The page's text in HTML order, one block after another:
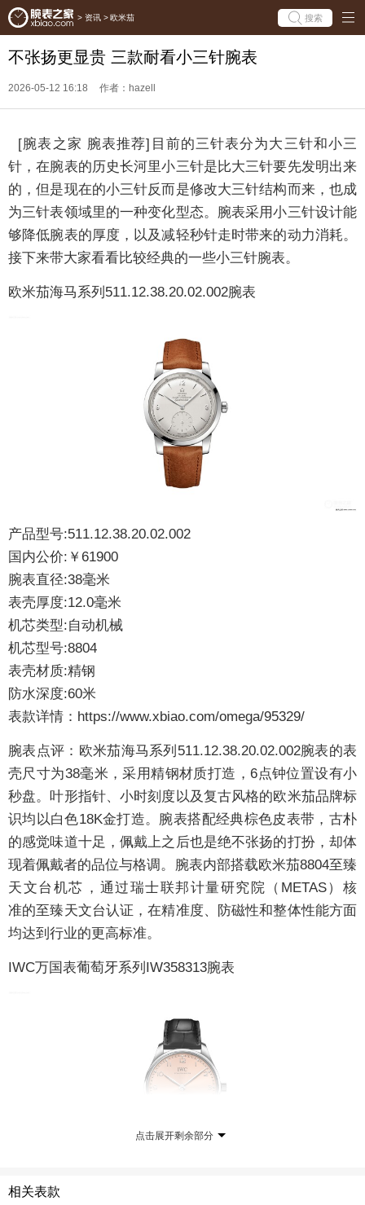
> 资讯 > 欧米茄 搜索
不张扬更显贵 三款耐看小三针腕表
2026-05-12 16:18 作者：hazell
[腕表之家 腕表推荐]目前的三针表分为大三针和小三
针，在腕表的历史长河里小三针是比大三针要先发明出来
的，但是现在的小三针反而是修改大三针结构而来，也成
为三针表领域里的一种变化型态。腕表采用小三针设计能
够降低腕表的厚度，以及减轻秒针走时带来的动力消耗。
接下来带大家看看比较经典的一些小三针腕表。
欧米茄海马系列511.12.38.20.02.002腕表
产品型号:511.12.38.20.02.002
国内公价:￥61900
腕表直径:38毫米
表壳厚度:12.0毫米
机芯类型:自动机械
机芯型号:8804
表壳材质:精钢
防水深度:60米
表款详情： https://www.xbiao.com/omega/95329/
腕表点评： 欧米茄海马系列511.12.38.20.02.002腕表的表
壳尺寸为38毫米，采用精钢材质打造，6点钟位置设有小
秒盘。叶形指针、小时刻度以及复古风格的欧米茄品牌标
识均以白色18K金打造。腕表搭配经典棕色皮表带，古朴
的感觉味道十足，佩戴上之后也是绝不张扬的打扮，却体
现着佩戴者的品位与格调。腕表内部搭载欧米茄8804至臻
天文台机芯⁠，通过瑞士联邦计量研究院（⁠METAS⁠）核
准⁠的至臻天文台认证，在精准度、防磁性和整体性能方面
均达到行业的更高标准。
IWC万国表葡萄牙系列IW358313腕表
点击展开剩余部分
相关表款